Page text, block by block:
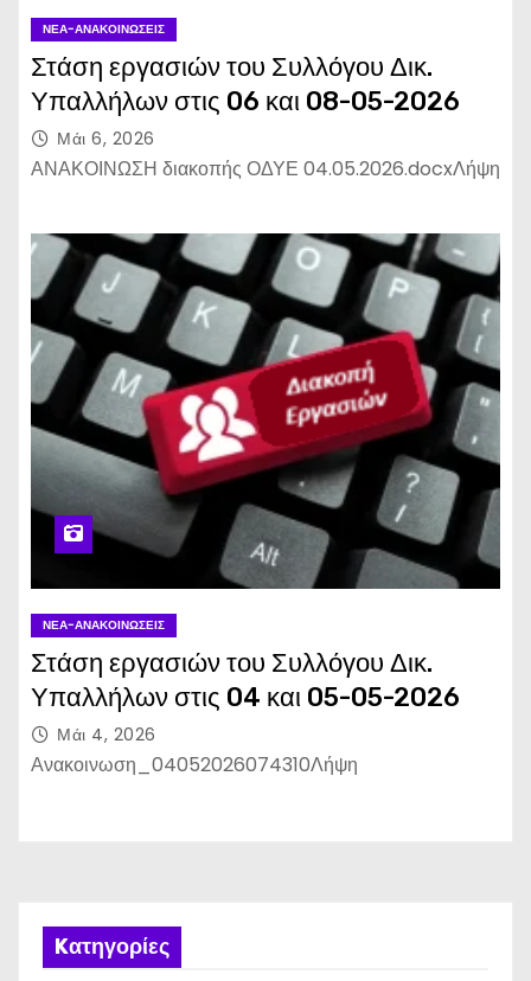
ΝΈΑ-ΑΝΑΚΟΙΝΏΣΕΙΣ
Στάση εργασιών του Συλλόγου Δικ.
Υπαλλήλων στις 06 και 08-05-2026
Μάι 6, 2026
ΑΝΑΚΟΙΝΩΣΗ διακοπής ΟΔΥΕ 04.05.2026.docxΛήψη
ΝΈΑ-ΑΝΑΚΟΙΝΏΣΕΙΣ
Στάση εργασιών του Συλλόγου Δικ.
Υπαλλήλων στις 04 και 05-05-2026
Μάι 4, 2026
Ανακοινωση_04052026074310Λήψη
Kατηγορίες